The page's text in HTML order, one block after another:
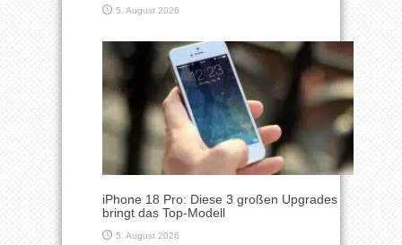
5. August 2026
iPhone 18 Pro: Diese 3 großen Upgrades
bringt das Top-Modell
5. August 2026